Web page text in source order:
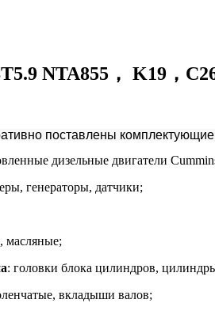
NTA855， K19，
поставлены комплектующие
дизельные двигатели
генераторы, датчики;
масляные;
: головки блока цилиндров,
вкладыши валов;